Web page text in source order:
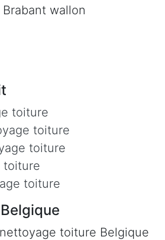
wallon
toiture
toiture
toiture
toiture
toiture
toiture Belgique